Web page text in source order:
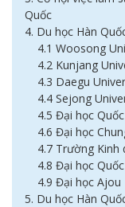
Quốc
4. Du học Hàn
4.1 Woosong
4.2 Kunjang
4.3 Daegu
4.4 Sejong
4.5 Đại học
4.6 Đại học
4.7 Trường Kinh
4.8 Đại học
4.9 Đại học Ajou
5. Du học Hàn